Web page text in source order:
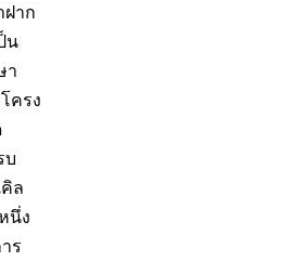
าก
น
า
ครง
บ
ล
นึ่ง
ร